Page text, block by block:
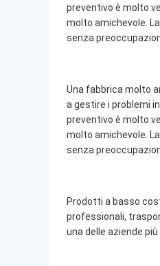
preventivo è molto
molto amichevole.
senza
Una fabbrica molto
a gestire i problemi
preventivo è molto
molto amichevole.
senza
Prodotti a basso
professionali,
una delle aziende